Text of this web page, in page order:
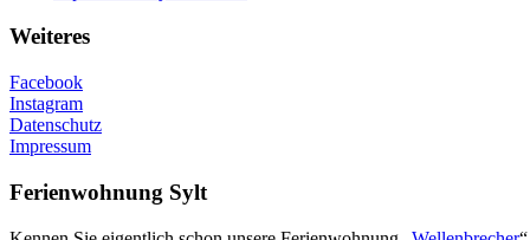
Weiteres
Facebook
Instagram
Datenschutz
Impressum
Ferienwohnung Sylt